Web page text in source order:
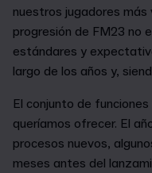
nuestros jugadores
progresión de FM23 no
estándares y
largo de los años y,
El conjunto de
queríamos ofrecer. El
procesos nuevos,
meses antes del